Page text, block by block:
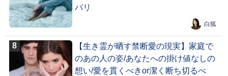
バリ
白狐
【生き霊が晒す禁断愛の現実】家庭で
のあの人の姿/あなたへの掛け値なしの
想い/愛を貫くべきor潔く断ち切るべ